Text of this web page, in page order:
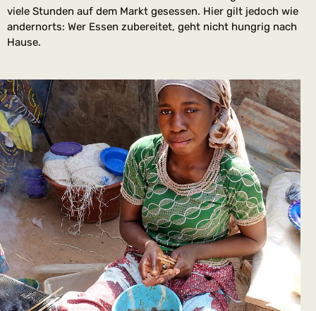
viele Stunden auf dem Markt gesessen. Hier gilt jedoch wie
andernorts: Wer Essen zubereitet, geht nicht hungrig nach
Hause.